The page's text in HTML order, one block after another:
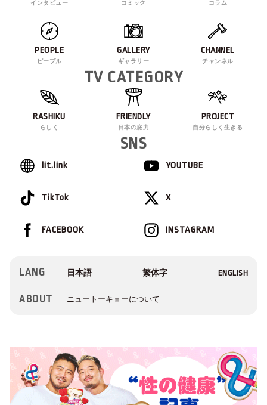
インタビュー コミック コラム
PEOPLE
ピープル
GALLERY
ギャラリー
CHANNEL
チャンネル
TV CATEGORY
RASHIKU
らしく
FRIENDLY
日本の底力
PROJECT
自分らしく生きる
SNS
lit.link YOUTUBE
TikTok X
INSTAGRAM
FACEBOOK
LANG
ABOUT ニュートーキョーについて